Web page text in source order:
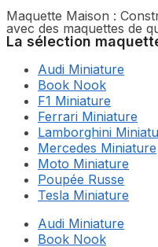
Maquette Maison :
avec des maquettes de
La sélection
Audi Miniature
Book Nook
F1 Miniature
Ferrari Miniature
Lamborghini
Mercedes Miniature
Moto Miniature
Poupée Russe
Tesla Miniature
Audi Miniature
Book Nook